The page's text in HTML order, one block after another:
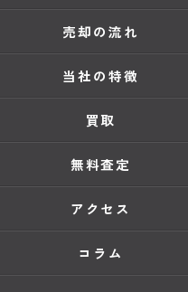
売却の流れ
当社の特徴
買取
無料査定
アクセス
コラム